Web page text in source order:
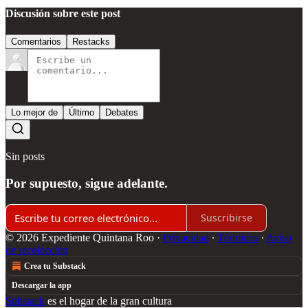
Discusión sobre este post
Comentarios Restacks
Lo mejor de Último Debates
Sin posts
Por supuesto, sigue adelante.
Suscribirse
© 2026 Expediente Quintana Roo · Privacidad ∙ Términos ∙ Aviso
de recolección
Crea tu Substack
Descargar la app
Substack es el hogar de la gran cultura